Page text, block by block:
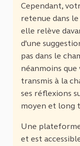
Cependant,
retenue dans
elle relève
d'une
pas dans le
néanmoins
transmis à la
ses réflexions
moyen et long
Une
et est